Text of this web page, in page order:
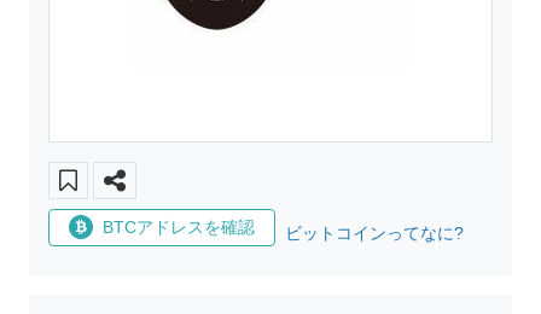
BTCアドレスを確認 ビットコインってなに?